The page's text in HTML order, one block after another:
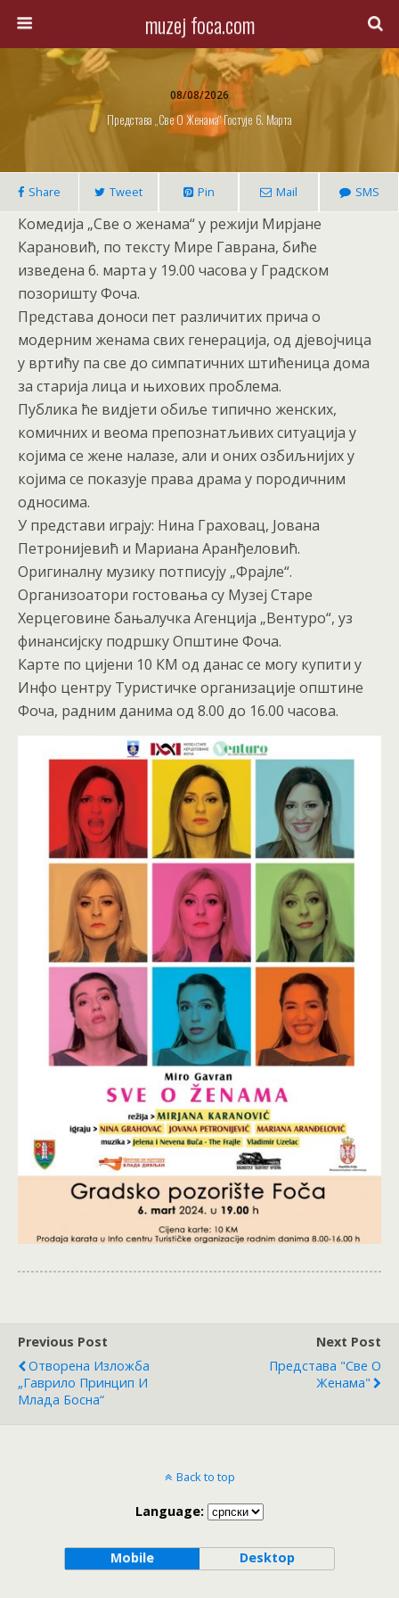
muzej foca.com
08/08/2026
Представа „Све О Женама“ Гостује 6. Марта
Share Tweet Pin Mail SMS
Комедија „Све о женама“ у режији Мирјане
Карановић, по тексту Мире Гаврана, биће
изведена 6. марта у 19.00 часова у Градском
позоришту Фоча.
Представа доноси пет различитих прича о
модерним женама свих генерација, од дјевојчица
у вртићу па све до симпатичних штићеница дома
за старија лица и њихових проблема.
Публика ће видјети обиље типично женских,
комичних и веома препознатљивих ситуација у
којима се жене налазе, али и оних озбиљнијих у
којима се показује права драма у породичним
односима.
У представи играју: Нина Граховац, Јована
Петронијевић и Мариана Аранђеловић.
Оригиналну музику потписују „Фрајле“.
Организоатори гостовања су Музеј Старе
Херцеговине бањалучка Агенција „Вентуро“, уз
финансијску подршку Општине Фоча.
Карте по цијени 10 КМ од данас се могу купити у
Инфо центру Туристичке организације општине
Фоча, радним данима од 8.00 до 16.00 часова.
Previous Post
Отворена Изложба
„Гаврило Принцип И
Млада Босна“
Next Post
Представа "Све О
Женама"
Back to top
Language:
Mobile Desktop